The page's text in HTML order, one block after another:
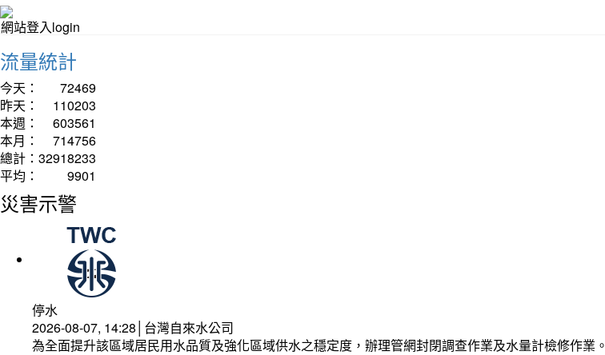
網站登入login
流量統計
今天：
72469
昨天：
110203
本週：
603561
本月：
714756
總計： 32918233
平均：
9901
災害示警
停水
2026-08-07, 14:28│台灣自來水公司
為全面提升該區域居民用水品質及強化區域供水之穩定度，辦理管網封閉調查作業及水量計檢修作業。